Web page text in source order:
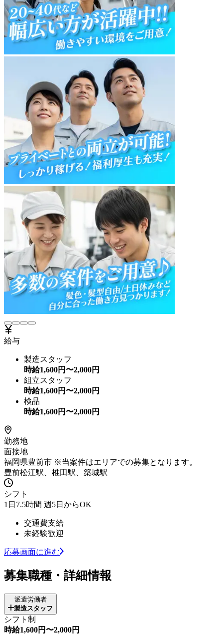
給与
製造スタッフ
時給1,600円〜2,000円
組立スタッフ
時給1,600円〜2,000円
検品
時給1,600円〜2,000円
勤務地
面接地
福岡県豊前市 ※当案件はエリアでの募集となります。
豊前松江駅、椎田駅、築城駅
シフト
1日7.5時間 週5日からOK
交通費支給
未経験歓迎
応募画面に進む
募集職種・詳細情報
派遣労働者
製造スタッフ
シフト制
時給1,600円〜2,000円